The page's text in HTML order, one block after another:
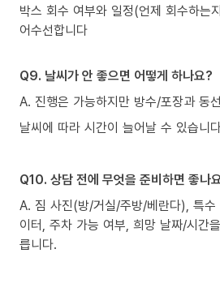
박스 회수 여부와 일정(언제 회수하는
어수선합니다
Q9. 날씨가 안 좋으면 어떻게 하나요?
A. 진행은 가능하지만 방수/포장과 동
날씨에 따라 시간이 늘어날 수 있습니
Q10. 상담 전에 무엇을 준비하면 좋나
A. 짐 사진(방/거실/주방/베란다), 특
이터, 주차 가능 여부, 희망 날짜/시간
릅니다.